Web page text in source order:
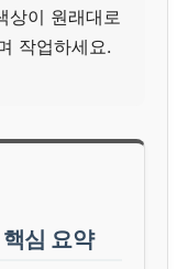
상이 원래대로
작업하세요.
심 요약